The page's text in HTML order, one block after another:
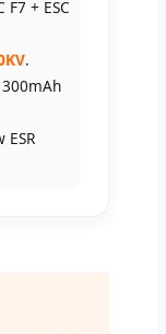
F7 + ESC
.
ESR